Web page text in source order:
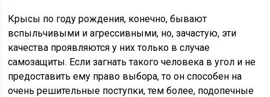
Крысы по году рождения, конечно, бывают
вспыльчивыми и агрессивными, но, зачастую, эти
качества проявляются у них только в случае
самозащиты. Если загнать такого человека в угол и не
предоставить ему право выбора, то он способен на
очень решительные поступки, тем более, подопечные